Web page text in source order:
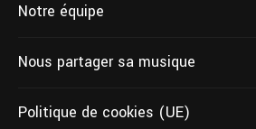
Notre équipe
Nous partager sa musique
Politique de cookies (UE)